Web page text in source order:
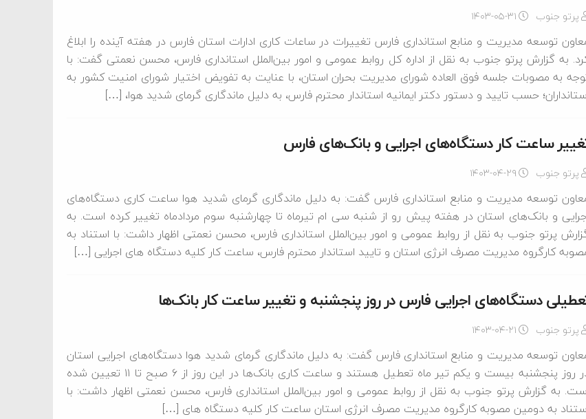
پرتو جنوب ۱۴۰۳-۰۵-۳۱
توسعه مدیریت و منابع استانداری فارس تغییرات در ساعات کاری ادارات استان فارس در هفته آینده را ابلاغ
به گزارش پرتو جنوب به نقل از اداره کل روابط عمومی و امور بین‌الملل استانداری فارس، محسن نعمتی گفت: با
به مصوبات جلسه فوق العاده شورای مدیریت بحران استان، با عنایت به تفویض اختیار شورای امنیت کشور به
حسب تایید و دستور دکتر ایمانیه استاندار محترم فارس، به دلیل ماندگاری گرمای شدید هوا، […]
ساعت کار دستگاه‌های اجرایی و بانک‌های فارس
پرتو جنوب ۱۴۰۳-۰۴-۲۹
توسعه مدیریت و منابع استانداری فارس گفت: به دلیل ماندگاری گرمای شدید هوا ساعت کاری دستگاه‌های
و بانک‌های استان در هفته پیش رو از شنبه سی ام تیرماه تا چهارشنبه سوم مردادماه تغییر کرده است. به
پرتو جنوب به نقل از روابط عمومی و امور بین‌الملل استانداری فارس، محسن نعمتی اظهار داشت: با استناد به
کارگروه مدیریت مصرف انرژی استان و تایید استاندار محترم فارس، ساعت کار کلیه دستگاه های اجرایی […]
دستگاه‌های اجرایی فارس در روز پنجشنبه و تغییر ساعت کار بانک‌ها
پرتو جنوب ۱۴۰۳-۰۴-۲۱
توسعه مدیریت و منابع استانداری فارس گفت: به دلیل ماندگاری گرمای شدید هوا دستگاه‌های اجرایی استان
در روز پنجشنبه بیست و یکم تیر ماه تعطیل هستند و ساعت کاری بانک‌ها در این روز از ۶ صبح تا ۱۱ تعیین شده
به گزارش پرتو جنوب به نقل از روابط عمومی و امور بین‌الملل استانداری فارس، محسن نعمتی اظهار داشت: با
به دومین مصوبه کارگروه مدیریت مصرف انرژی استان ساعت کار کلیه دستگاه های […]